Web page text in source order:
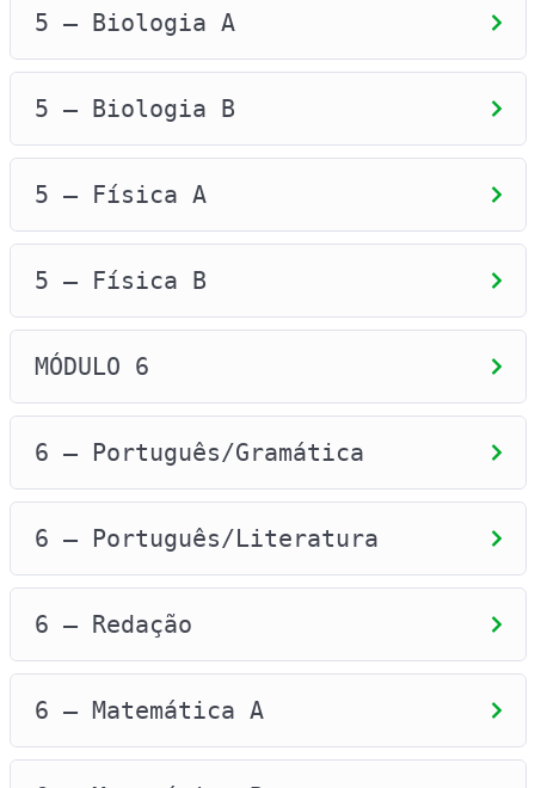
5 – Biologia A
5 – Biologia B
5 – Física A
5 – Física B
MÓDULO 6
6 – Português/Gramática
6 – Português/Literatura
6 – Redação
6 – Matemática A